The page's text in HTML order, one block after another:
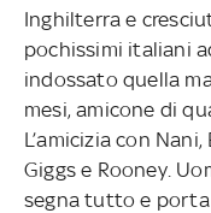
Inghilterra e
pochissimi italiani
indossato quella
mesi, amicone di
L’amicizia con
Giggs e Rooney.
segna tutto e porta